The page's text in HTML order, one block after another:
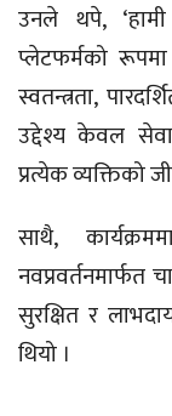
उनले थपे, ‘हामी
प्लेटफर्मको रूपमा
स्वतन्त्रता,
उद्देश्य केवल
प्रत्येक व्यक्तिको
साथै,
सुरक्षित र
थियो ।